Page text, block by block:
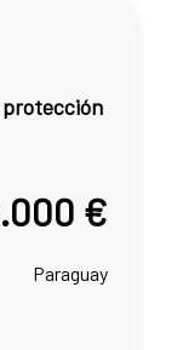
protección
€
Paraguay